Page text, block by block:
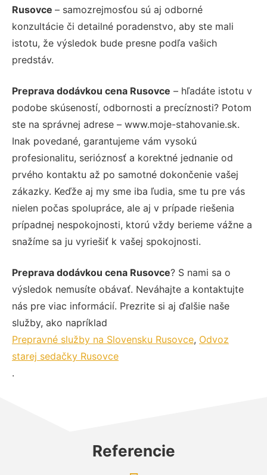
Rusovce – samozrejmosťou sú aj odborné
konzultácie či detailné poradenstvo, aby ste mali
istotu, že výsledok bude presne podľa vašich
predstáv.
Preprava dodávkou cena Rusovce – hľadáte istotu v
podobe skúseností, odbornosti a precíznosti? Potom
ste na správnej adrese – www.moje-stahovanie.sk.
Inak povedané, garantujeme vám vysokú
profesionalitu, serióznosť a korektné jednanie od
prvého kontaktu až po samotné dokončenie vašej
zákazky. Keďže aj my sme iba ľudia, sme tu pre vás
nielen počas spolupráce, ale aj v prípade riešenia
prípadnej nespokojnosti, ktorú vždy berieme vážne a
snažíme sa ju vyriešiť k vašej spokojnosti.
Preprava dodávkou cena Rusovce? S nami sa o
výsledok nemusíte obávať. Neváhajte a kontaktujte
nás pre viac informácií. Prezrite si aj ďalšie naše
služby, ako napríklad
Prepravné služby na Slovensku Rusovce, Odvoz
starej sedačky Rusovce
.
Referencie